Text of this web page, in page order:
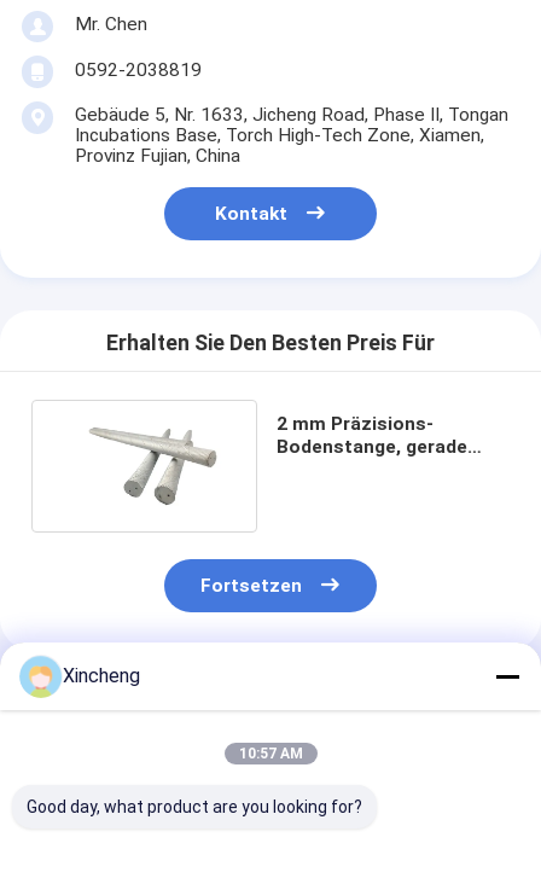
Mr. Chen
0592-2038819
Gebäude 5, Nr. 1633, Jicheng Road, Phase II, Tongan
Incubations Base, Torch High-Tech Zone, Xiamen,
Provinz Fujian, China
Kontakt
Erhalten Sie Den Besten Preis Für
2 mm Präzisions-
Bodenstange, gerade
Fortsetzen
Empfohlene Produkte
Xincheng
10:57 AM
Good day, what product are you looking for?